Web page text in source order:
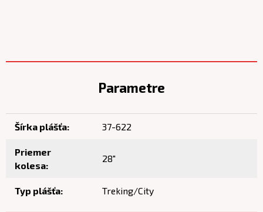
Parametre
Šírka plášťa: 37-622
Priemer
kolesa:
28"
Typ plášťa: Treking/City